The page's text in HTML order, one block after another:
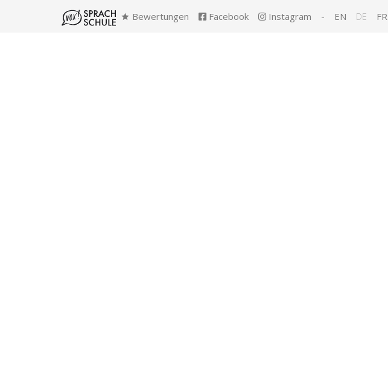
Bewertungen Facebook Instagram - EN DE FR